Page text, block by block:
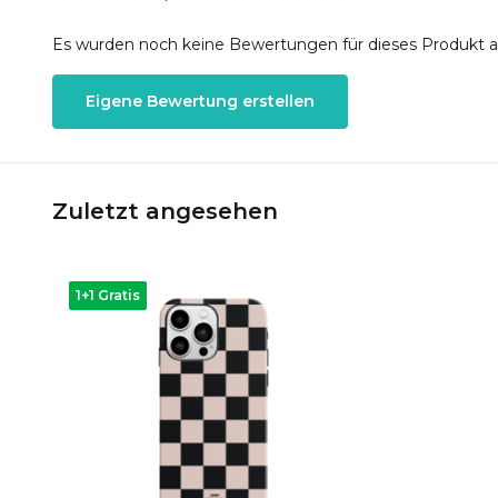
Es wurden noch keine Bewertungen für dieses Produkt
Eigene Bewertung erstellen
Zuletzt angesehen
1+1 Gratis